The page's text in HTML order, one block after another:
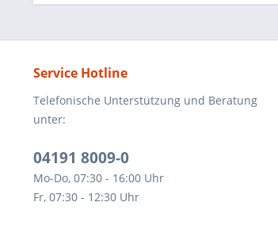
Service Hotline
Telefonische Unterstützung und Beratung
unter:
04191 8009-0
Mo-Do, 07:30 - 16:00 Uhr
Fr, 07:30 - 12:30 Uhr